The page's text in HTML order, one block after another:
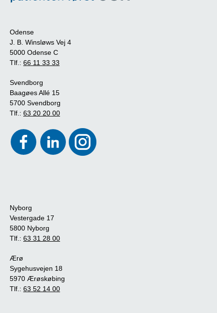
Odense
J. B. Winsløws Vej 4
5000 Odense C
Tlf.: 66 11 33 33
Svendborg
Baagøes Allé 15
5700 Svendborg
Tlf.: 63 20 20 00
Nyborg
Vestergade 17
5800 Nyborg
Tlf.: 63 31 28 00
Ærø
Sygehusvejen 18
5970 Ærøskøbing
Tlf.: 63 52 14 00